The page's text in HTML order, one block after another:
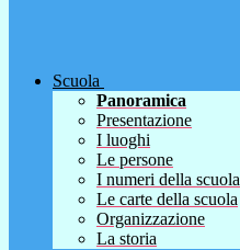
Scuola
Panoramica
Presentazione
I luoghi
Le persone
I numeri della scuola
Le carte della scuola
Organizzazione
La storia